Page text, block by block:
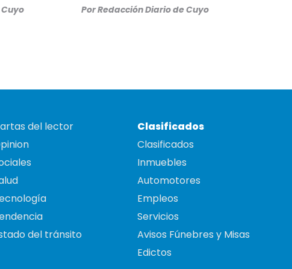
PorRedacción Diario de Cuyo
del lector
del tránsito
Clasificados
Clasificados
Inmuebles
Automotores
Empleos
Servicios
Avisos Fúnebres y Misas
Edictos